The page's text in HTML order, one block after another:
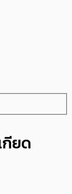
กียด